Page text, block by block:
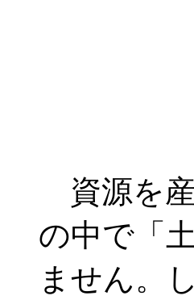
資源を
の中で「
ません。